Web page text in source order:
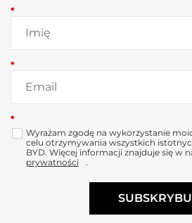
*
*
*
Wyrażam zgodę na wykorzystanie
celu otrzymywania wszystkich
BYD. Więcej informacji znajduje się w
prywatności
.